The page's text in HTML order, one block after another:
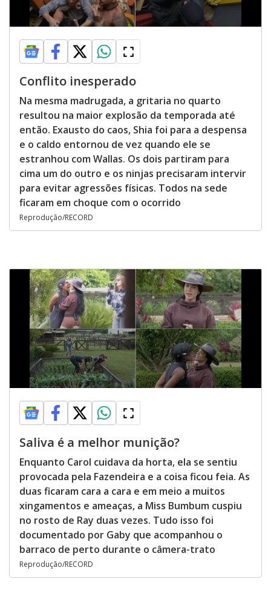
Conflito inesperado
Na mesma madrugada, a gritaria no quarto
resultou na maior explosão da temporada até
então. Exausto do caos, Shia foi para a despensa
e o caldo entornou de vez quando ele se
estranhou com Wallas. Os dois partiram para
cima um do outro e os ninjas precisaram intervir
para evitar agressões físicas. Todos na sede
ficaram em choque com o ocorrido
Reprodução/RECORD
Saliva é a melhor munição?
Enquanto Carol cuidava da horta, ela se sentiu
provocada pela Fazendeira e a coisa ficou feia. As
duas ficaram cara a cara e em meio a muitos
xingamentos e ameaças, a Miss Bumbum cuspiu
no rosto de Ray duas vezes. Tudo isso foi
documentado por Gaby que acompanhou o
barraco de perto durante o câmera-trato
Reprodução/RECORD